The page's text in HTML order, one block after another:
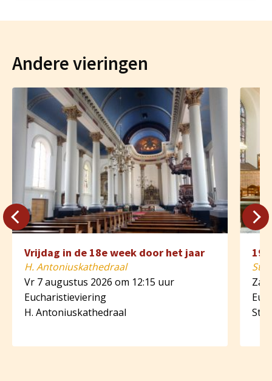
Andere vieringen
Vrijdag in de 18e week door het jaar
H. Antoniuskathedraal
Vr 7 augustus 2026 om 12:15 uur
Eucharistieviering
H. Antoniuskathedraal
St.
Za
St.